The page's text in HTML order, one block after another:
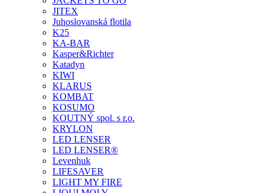
JITEX
Juhoslovanská flotila
K25
KA-BAR
Kasper&Richter
Katadyn
KIWI
KLARUS
KOMBAT
KOSUMO
KOUTNÝ spol. s r.o.
KRYLON
LED LENSER
LED LENSER®
Levenhuk
LIFESAVER
LIGHT MY FIRE